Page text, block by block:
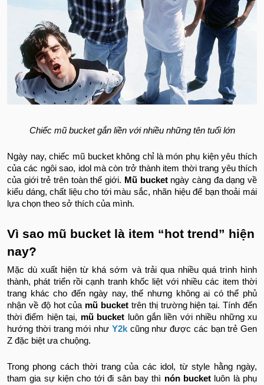
Chiếc mũ bucket gắn liền với nhiều những tên tuổi lớn
Ngày nay, chiếc mũ bucket không chỉ là món phụ kiện yêu thích
của các ngôi sao, idol mà còn trở thành item thời trang yêu thích
của giới trẻ trên toàn thế giới. Mũ bucket ngày càng đa dạng về
kiểu dáng, chất liệu cho tới màu sắc, nhãn hiệu để bạn thoải mái
lựa chọn theo sở thích của mình.
Vì sao mũ bucket là item “hot trend” hiện
nay?
Mặc dù xuất hiện từ khá sớm và trải qua nhiều quá trình hình
thành, phát triển rồi cạnh tranh khốc liệt với nhiều các item thời
trang khác cho đến ngày nay, thế nhưng không ai có thể phủ
nhận về độ hot của mũ bucket trên thị trường hiện tại. Tính đến
thời điểm hiện tại, mũ bucket
luôn gắn liền với nhiều những xu
hướng thời trang mới như Y2kcũng như được các bạn trẻ Gen
Z đặc biệt ưa chuộng.
Trong phong cách thời trang của các idol, từ style hằng ngày,
tham gia sự kiện cho tới đi sân bay thì nón bucket luôn là phụ